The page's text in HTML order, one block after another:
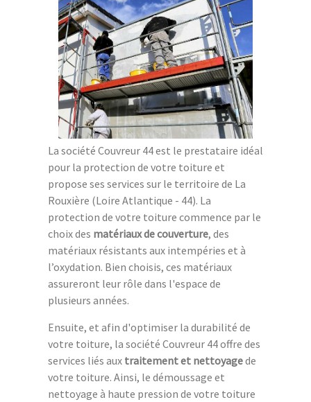
La société Couvreur 44 est le prestataire idéal
pour la protection de votre toiture et
propose ses services sur le territoire de La
Rouxière (Loire Atlantique - 44). La
protection de votre toiture commence par le
choix des matériaux de couverture, des
matériaux résistants aux intempéries et à
l’oxydation. Bien choisis, ces matériaux
assureront leur rôle dans l'espace de
plusieurs années.
Ensuite, et afin d'optimiser la durabilité de
votre toiture, la société Couvreur 44 offre des
services liés aux traitement et nettoyagede
votre toiture. Ainsi, le démoussage et
nettoyage à haute pression de votre toiture